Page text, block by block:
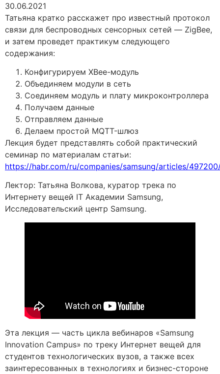
30.06.2021
Татьяна кратко расскажет про известный протокол
связи для беспроводных сенсорных сетей — ZigBee,
и затем проведет практикум следующего
содержания:
Конфигурируем XBee-модуль
Объединяем модули в сеть
Соединяем модуль и плату микроконтроллера
Получаем данные
Отправляем данные
Делаем простой MQTT-шлюз
Лекция будет представлять собой практический
семинар по материалам статьи:
https://habr.com/ru/companies/samsung/articles/
Лектор: Татьяна Волкова, куратор трека по
Интернету вещей IT Академии Samsung,
Исследовательский центр Samsung.
Эта лекция — часть цикла вебинаров «Samsung
Innovation Campus» по треку Интернет вещей для
студентов технологических вузов, а также всех
заинтересованных в технологиях и бизнес-стороне